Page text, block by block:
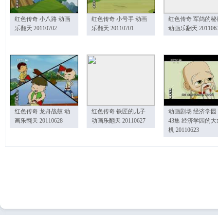
红色传奇 小八路 动画
乐翻天 20110702
红色传奇 小号手 动画
乐翻天 20110701
红色传奇 军鸽的秘
动画乐翻天
红色传奇 龙舟战鼓 动
画乐翻天 20110628
红色传奇 铁匠的儿子
动画乐翻天 20110627
动画剧场 经济学园
43集 经济学园的大
机 20110623